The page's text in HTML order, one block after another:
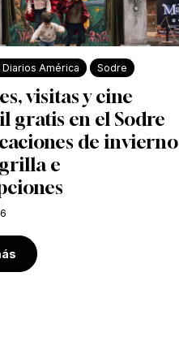
América Sodre
visitas y cine
gratis en el Sodre
de invierno
e